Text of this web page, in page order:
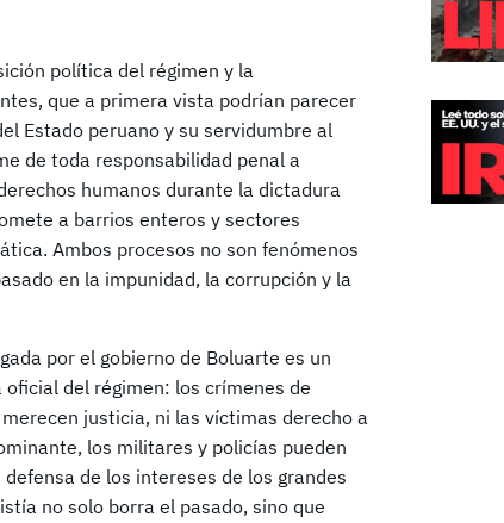
política del régimen y la
que a primera vista podrían parecer
Estado peruano y su servidumbre al
de toda responsabilidad penal a
humanos durante la dictadura
a barrios enteros y sectores
Ambos procesos no son fenómenos
en la impunidad, la corrupción y la
por el gobierno de Boluarte es un
del régimen: los crímenes de
justicia, ni las víctimas derecho a
los militares y policías pueden
de los intereses de los grandes
no solo borra el pasado, sino que